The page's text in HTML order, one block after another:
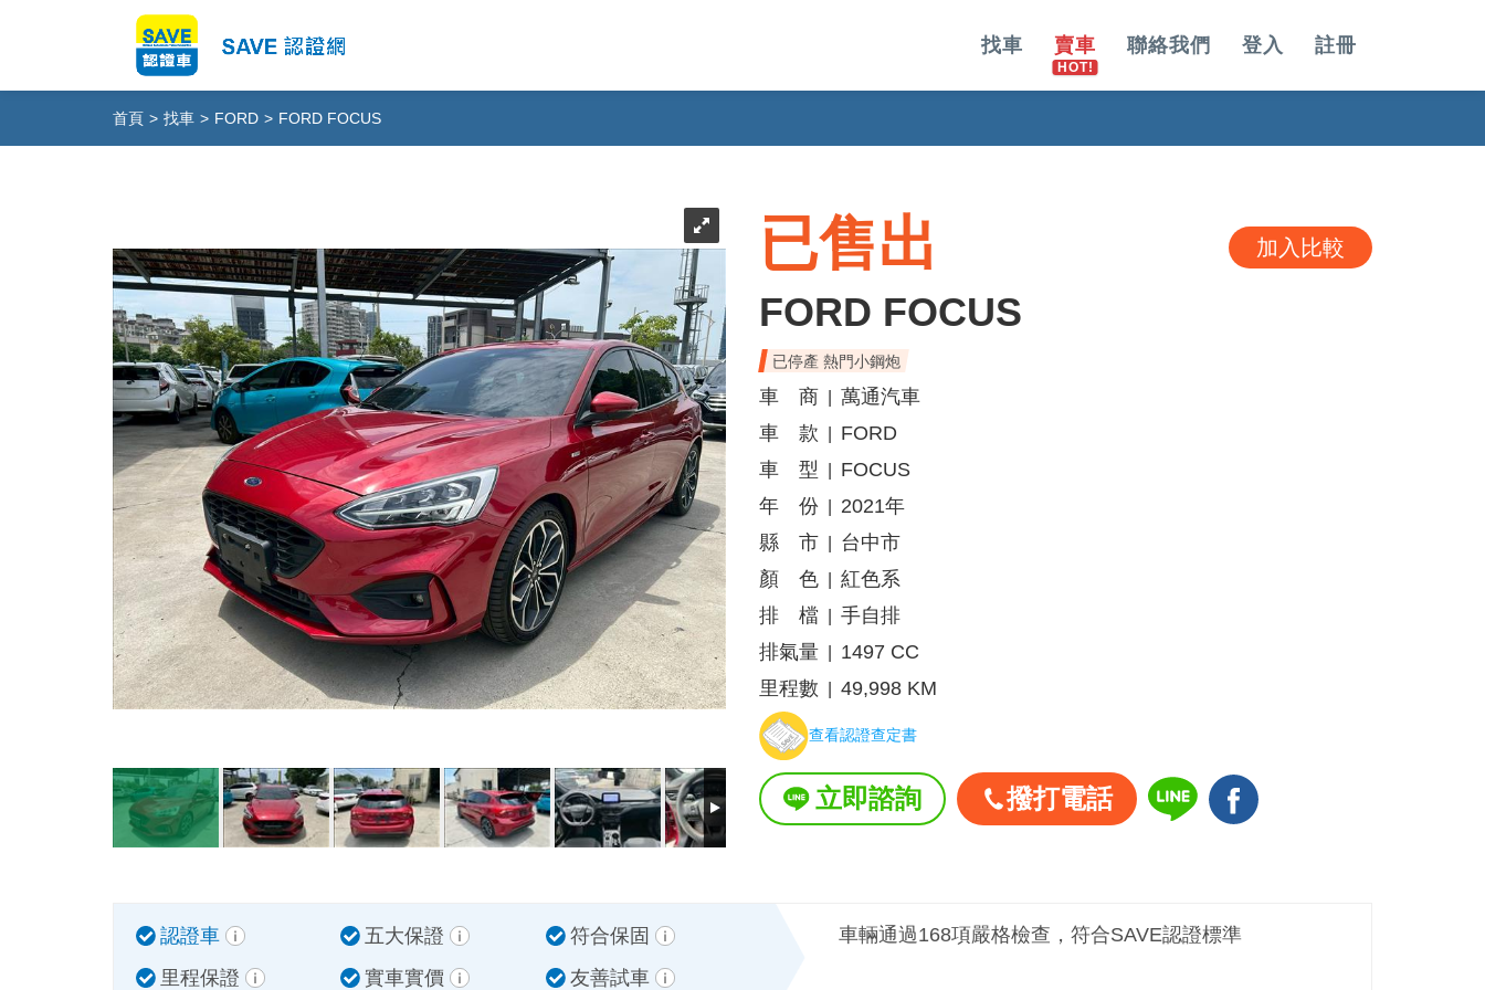
找車 賣車 聯絡我們 登入 註冊
首頁 > 找車 > FORD > FORD FOCUS
已售出 加入比較
FORD FOCUS
已停產 熱門小鋼炮
車 商
萬通汽車
車 款
FORD
車 型
FOCUS
年 份
2021年
縣 市
台中市
顏 色
紅色系
排 檔
手自排
排氣量
1497 CC
里程數
49,998 KM
查看認證查定書
立即諮詢 撥打電話
認證車 五大保證
符合保固
里程保證
實車實價 友善試車
車輛通過168項嚴格檢查，符合SAVE認證標準